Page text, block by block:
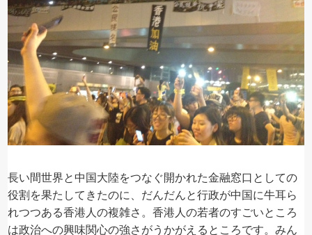
長い間世界と中国大陸をつなぐ開かれた金融窓口としての
役割を果たしてきたのに、だんだんと行政が中国に牛耳ら
れつつある香港人の複雑さ。香港人の若者のすごいところ
は政治への興味関心の強さがうかがえるところです。みん